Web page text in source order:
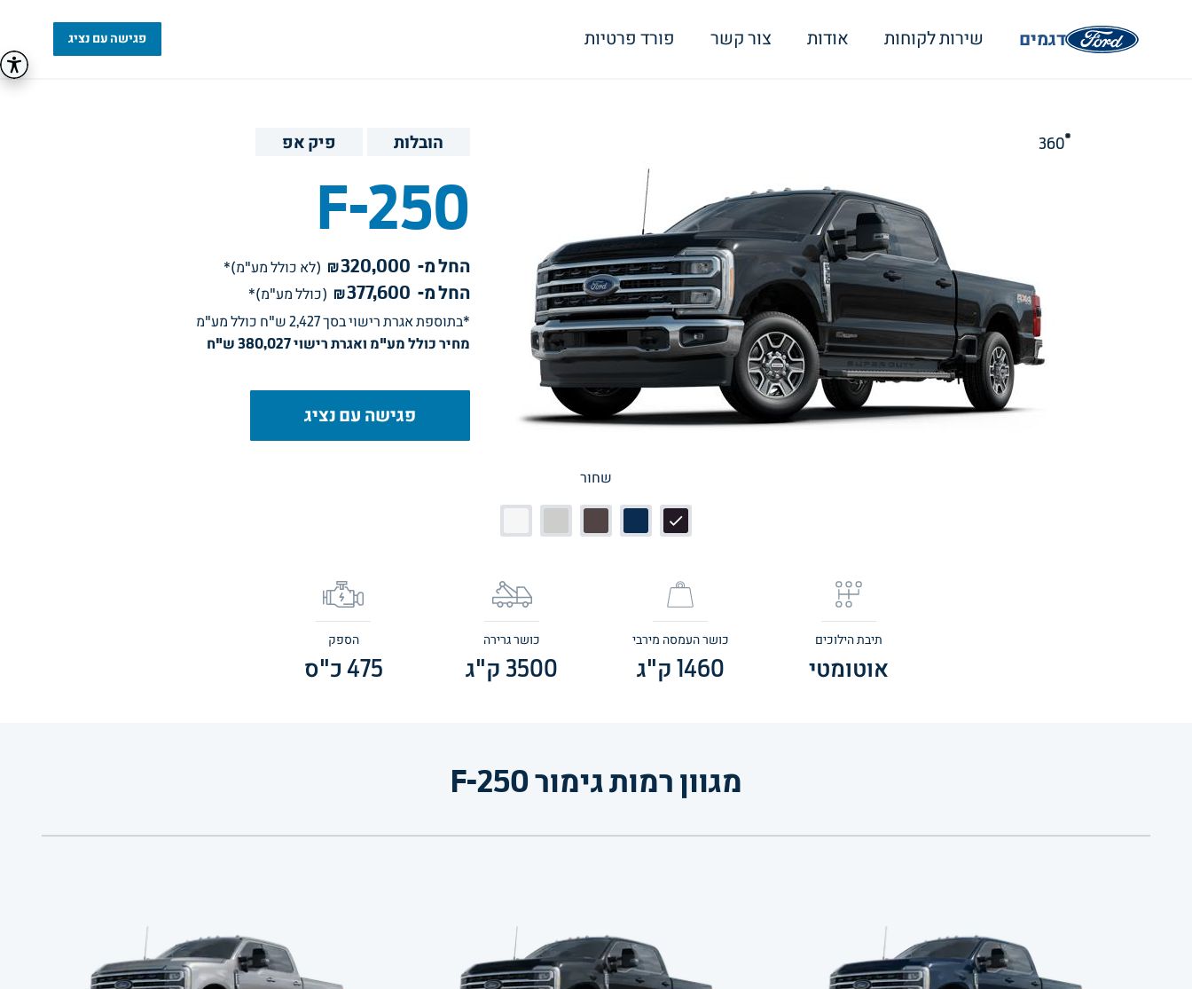
דגמים שירות לקוחות אודות צור קשר פורד פרטיות פגישה עם נציג
F-250
הובלות פיק אפ
החל מ- 320,000
₪ (לא כולל מע"מ)*
החל מ- 377,600
₪ (כולל מע"מ)*
*בתוספת אגרת רישוי בסך 2,427 ש"ח כולל מע"מ
מחיר כולל מע"מ ואגרת רישוי 380,027 ש"ח
פגישה עם נציג
שחור
תיבת הילוכים
אוטומטי
כושר העמסה מירבי
1460 ק"ג
כושר גרירה
3500 ק"ג
הספק
475 כ"ס
מגוון רמות גימור F-250